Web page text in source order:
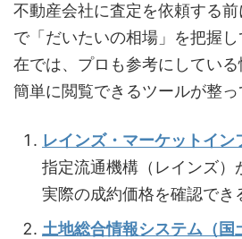
不動産会社に査定を依頼する
で「だいたいの相場」を把握
在では、プロも参考にしてい
簡単に閲覧できるツールが整っ
レインズ・マーケットイン
指定流通機構（レインズ）
実際の成約価格を確認でき
土地総合情報システム（国